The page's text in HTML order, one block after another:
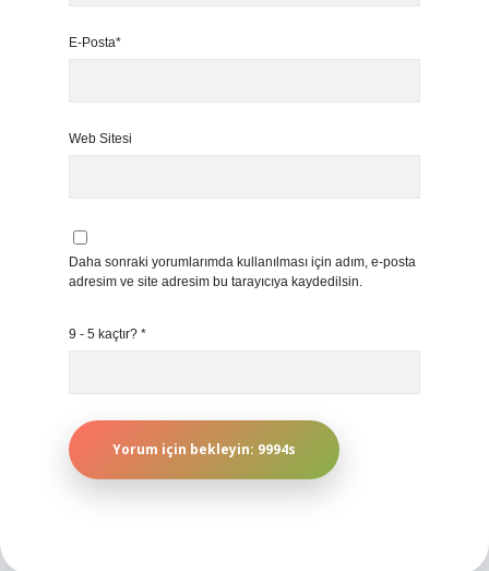
E-Posta*
Web Sitesi
Daha sonraki yorumlarımda kullanılması için adım, e-posta
adresim ve site adresim bu tarayıcıya kaydedilsin.
9 - 5 kaçtır? *